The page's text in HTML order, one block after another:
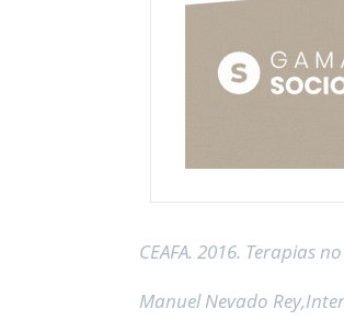
CEAFA. 2016. Terapias
Manuel Nevado